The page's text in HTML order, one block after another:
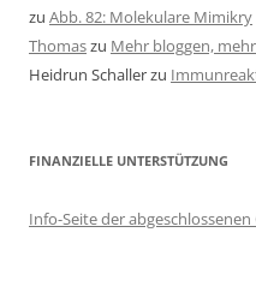
zu Abb. 82: Molekulare Mimikry
Thomaszu Mehr bloggen,
Heidrun Schallerzu
FINANZIELLE UNTERSTÜTZUNG
Info-Seite der